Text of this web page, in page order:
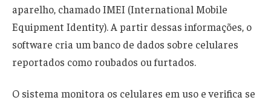
aparelho, chamado IMEI (International Mobile
Equipment Identity). A partir dessas informações, o
software cria um banco de dados sobre celulares
reportados como roubados ou furtados.
O sistema monitora os celulares em uso e verifica se